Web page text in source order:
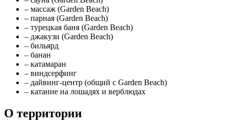
– массаж (Garden Beach)
– парная (Garden Beach)
– турецкая баня (Garden Beach)
– джакузи (Garden Beach)
– бильярд
– банан
– катамаран
– виндсерфинг
– дайвинг-центр (общий с Garden Beach)
– катание на лошадях и верблюдах
О территории